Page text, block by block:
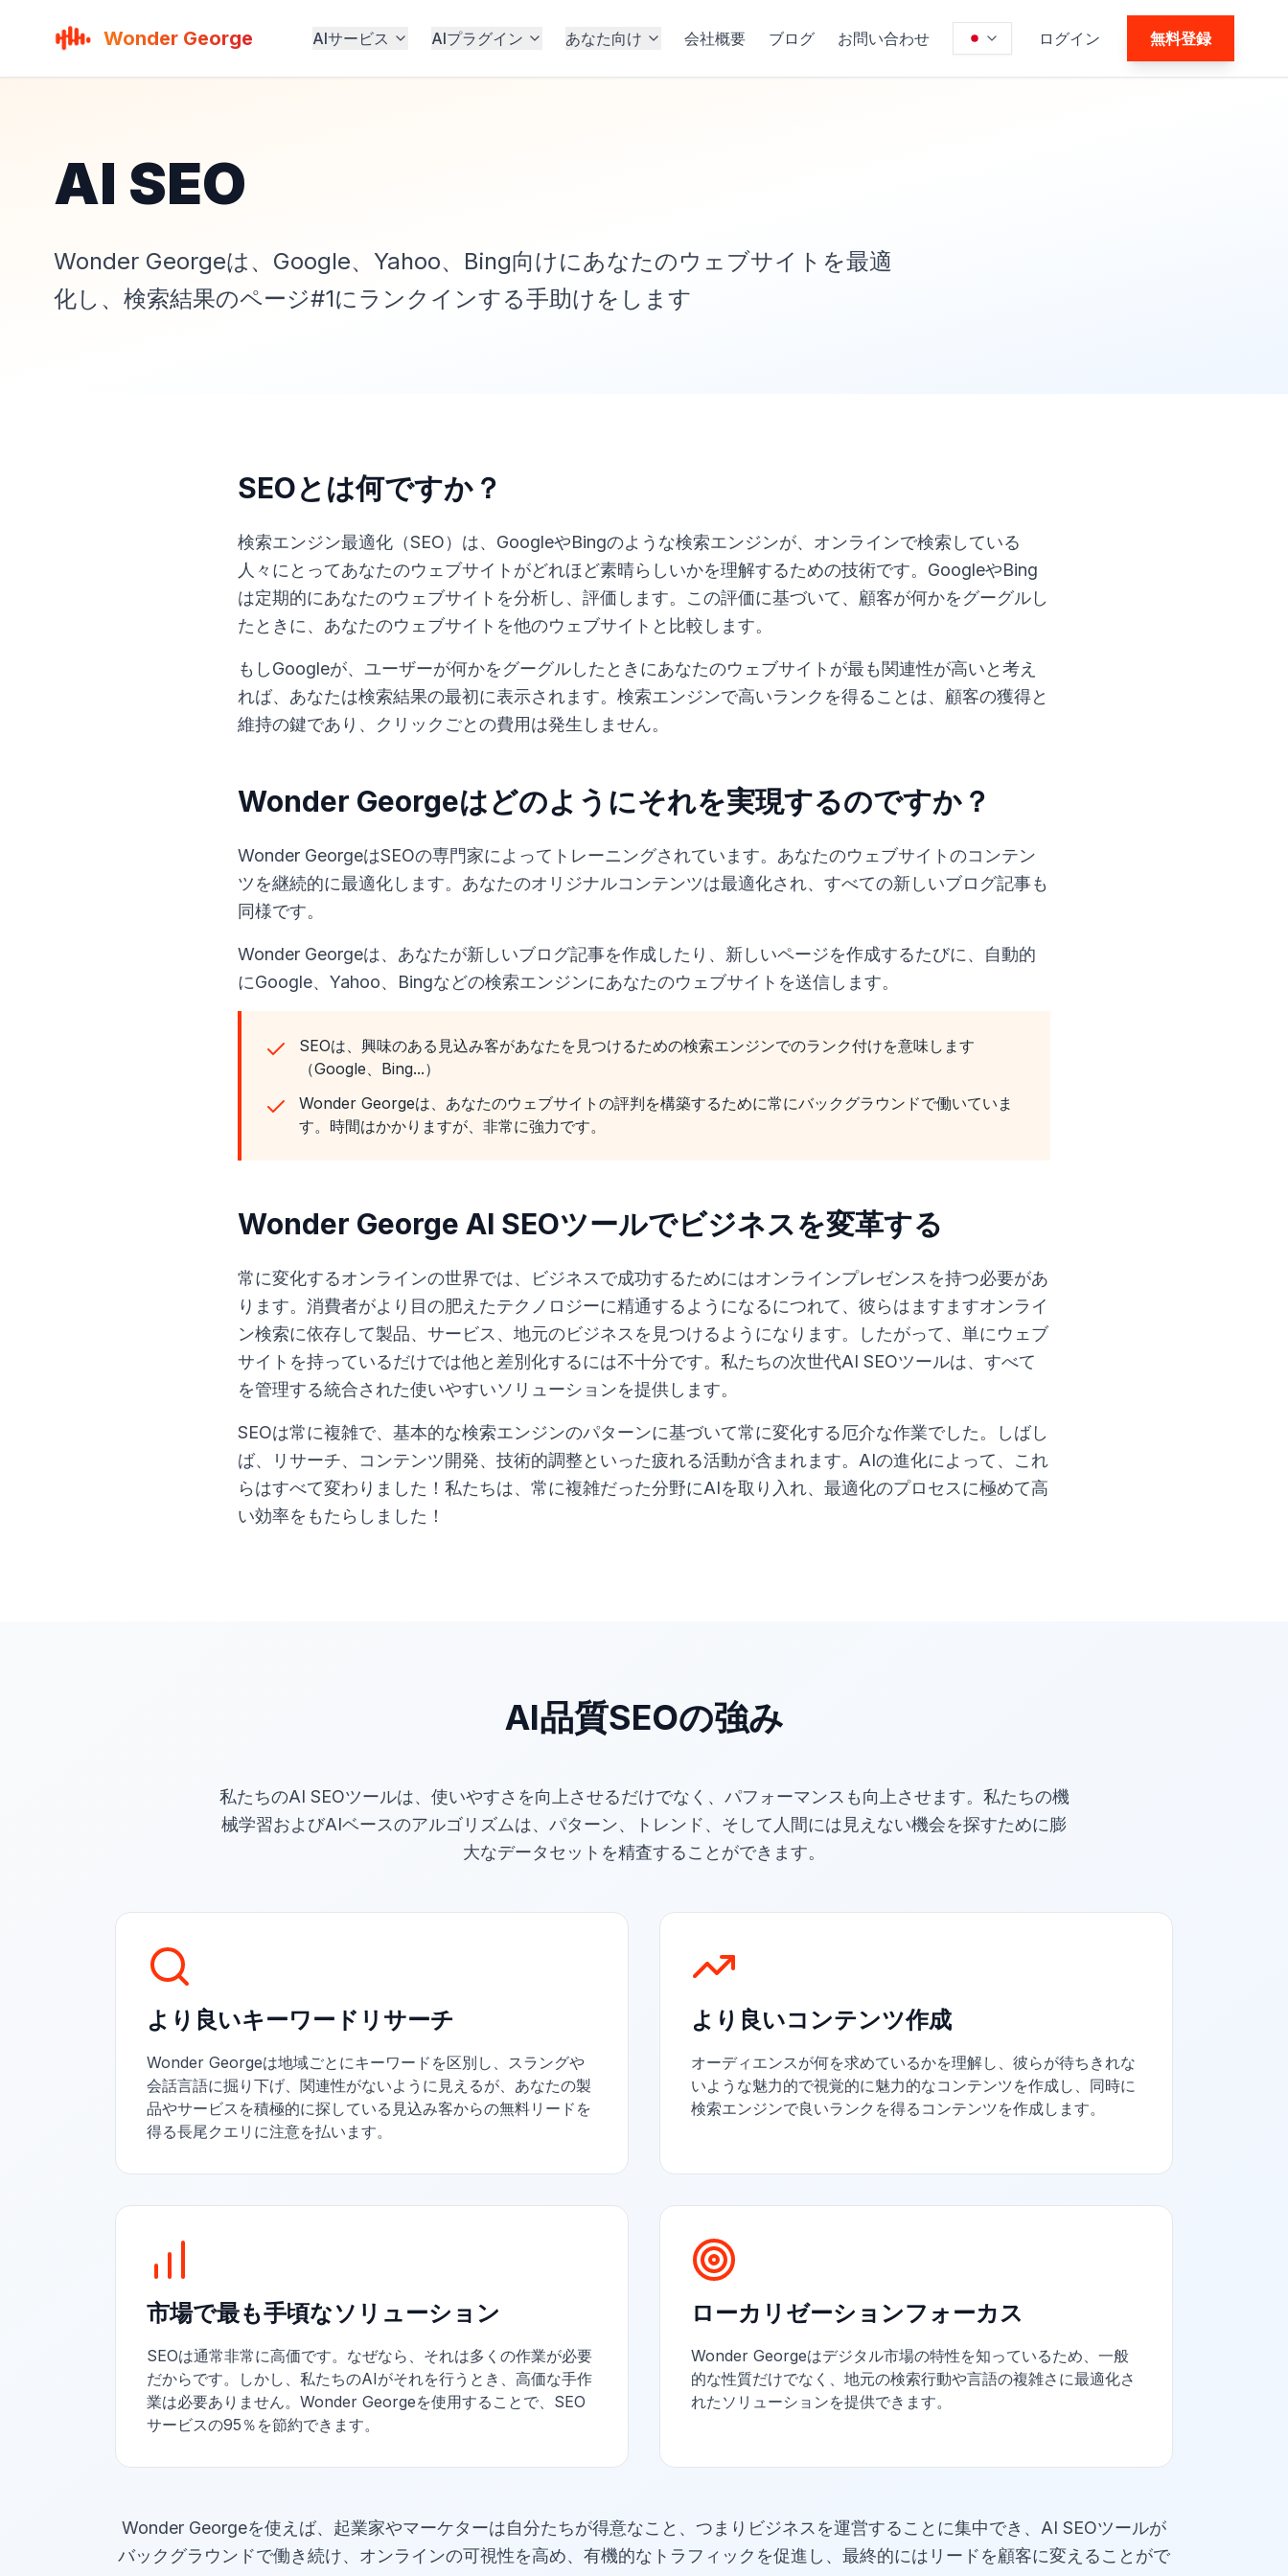
Wonder George AIサービス AIプラグイン あなた向け 会社概要 ブログ お問い合わせ ログイン 無料登録
AI SEO
Wonder Georgeは、Google、Yahoo、Bing向けにあなたのウェブサイトを最適
化し、検索結果のページ#1にランクインする手助けをします
SEOとは何ですか？
検索エンジン最適化（SEO）は、GoogleやBingのような検索エンジンが、オンラインで検索している
人々にとってあなたのウェブサイトがどれほど素晴らしいかを理解するための技術です。GoogleやBing
は定期的にあなたのウェブサイトを分析し、評価します。この評価に基づいて、顧客が何かをグーグルし
たときに、あなたのウェブサイトを他のウェブサイトと比較します。
もしGoogleが、ユーザーが何かをグーグルしたときにあなたのウェブサイトが最も関連性が高いと考え
れば、あなたは検索結果の最初に表示されます。検索エンジンで高いランクを得ることは、顧客の獲得と
維持の鍵であり、クリックごとの費用は発生しません。
Wonder Georgeはどのようにそれを実現するのですか？
Wonder GeorgeはSEOの専門家によってトレーニングされています。あなたのウェブサイトのコンテン
ツを継続的に最適化します。あなたのオリジナルコンテンツは最適化され、すべての新しいブログ記事も
同様です。
Wonder Georgeは、あなたが新しいブログ記事を作成したり、新しいページを作成するたびに、自動的
にGoogle、Yahoo、Bingなどの検索エンジンにあなたのウェブサイトを送信します。
SEOは、興味のある見込み客があなたを見つけるための検索エンジンでのランク付けを意味します
（Google、Bing...）
Wonder Georgeは、あなたのウェブサイトの評判を構築するために常にバックグラウンドで働いていま
す。時間はかかりますが、非常に強力です。
Wonder George AI SEOツールでビジネスを変革する
常に変化するオンラインの世界では、ビジネスで成功するためにはオンラインプレゼンスを持つ必要があ
ります。消費者がより目の肥えたテクノロジーに精通するようになるにつれて、彼らはますますオンライ
ン検索に依存して製品、サービス、地元のビジネスを見つけるようになります。したがって、単にウェブ
サイトを持っているだけでは他と差別化するには不十分です。私たちの次世代AI SEOツールは、すべて
を管理する統合された使いやすいソリューションを提供します。
SEOは常に複雑で、基本的な検索エンジンのパターンに基づいて常に変化する厄介な作業でした。しばし
ば、リサーチ、コンテンツ開発、技術的調整といった疲れる活動が含まれます。AIの進化によって、これ
らはすべて変わりました！私たちは、常に複雑だった分野にAIを取り入れ、最適化のプロセスに極めて高
い効率をもたらしました！
AI品質SEOの強み
私たちのAI SEOツールは、使いやすさを向上させるだけでなく、パフォーマンスも向上させます。私たちの機
械学習およびAIベースのアルゴリズムは、パターン、トレンド、そして人間には見えない機会を探すために膨
大なデータセットを精査することができます。
より良いキーワードリサーチ
Wonder Georgeは地域ごとにキーワードを区別し、スラングや
会話言語に掘り下げ、関連性がないように見えるが、あなたの製
品やサービスを積極的に探している見込み客からの無料リードを
得る長尾クエリに注意を払います。
より良いコンテンツ作成
オーディエンスが何を求めているかを理解し、彼らが待ちきれな
いような魅力的で視覚的に魅力的なコンテンツを作成し、同時に
検索エンジンで良いランクを得るコンテンツを作成します。
市場で最も手頃なソリューション
SEOは通常非常に高価です。なぜなら、それは多くの作業が必要
だからです。しかし、私たちのAIがそれを行うとき、高価な手作
業は必要ありません。Wonder Georgeを使用することで、SEO
サービスの95％を節約できます。
ローカリゼーションフォーカス
Wonder Georgeはデジタル市場の特性を知っているため、一般
的な性質だけでなく、地元の検索行動や言語の複雑さに最適化さ
れたソリューションを提供できます。
Wonder Georgeを使えば、起業家やマーケターは自分たちが得意なこと、つまりビジネスを運営することに集中でき、AI SEOツールが
バックグラウンドで働き続け、オンラインの可視性を高め、有機的なトラフィックを促進し、最終的にはリードを顧客に変えることがで